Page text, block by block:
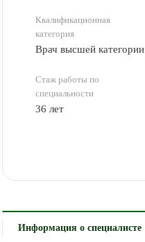
Квалификационная
категория
Врач высшей категории
Стаж работы по
специальности
36 лет
Информация о специалисте